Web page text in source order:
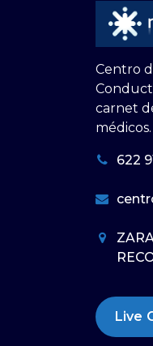
Centro
carnet
médicos.
622
Live